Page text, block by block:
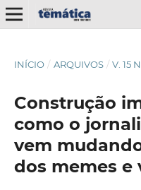
INÍCIO / ARQUIVOS / V. 15
Construção
como o
vem
dos memes e